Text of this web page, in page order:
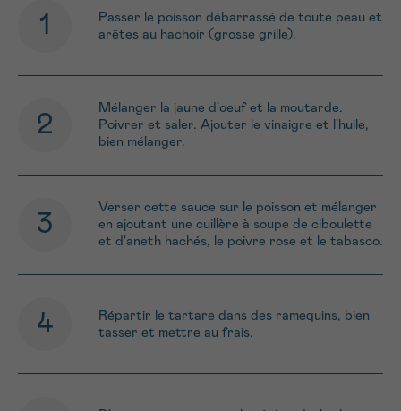
Passer le poisson débarrassé de toute peau et
arêtes au hachoir (grosse grille).
Mélanger la jaune d'oeuf et la moutarde.
Poivrer et saler. Ajouter le vinaigre et l'huile,
bien mélanger.
Verser cette sauce sur le poisson et mélanger
en ajoutant une cuillère à soupe de ciboulette
et d'aneth hachés, le poivre rose et le tabasco.
Répartir le tartare dans des ramequins, bien
tasser et mettre au frais.